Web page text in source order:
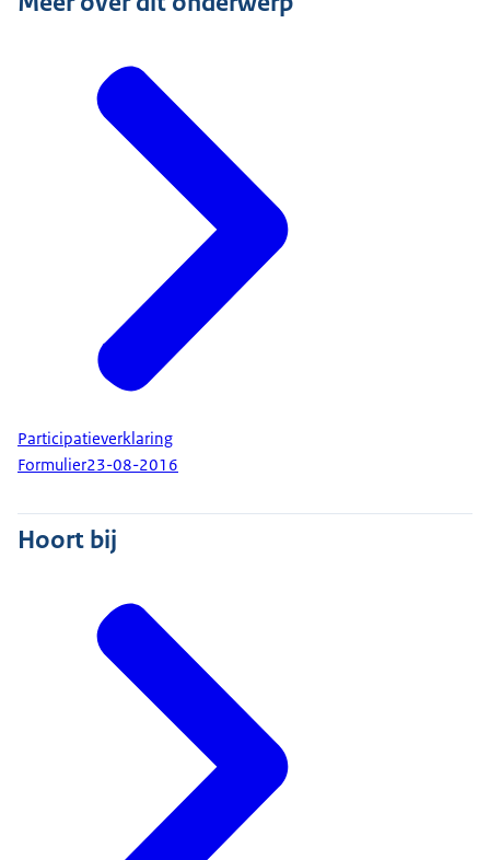
Participatieverklaring
Formulier23-08-2016
Hoort bij